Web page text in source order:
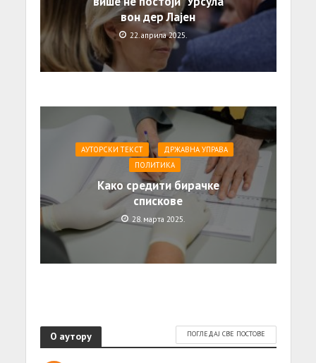
вон дер Лајен
22. априла 2025.
АУТОРСКИ ТЕКСТ
ДРЖАВНА УПРАВА
ПОЛИТИКА
Како средити бирачке
спискове
28. марта 2025.
О аутору ПОГЛЕДАЈ СВЕ ПОСТОВЕ